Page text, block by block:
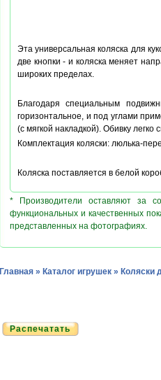
Эта универсальная коляска для
две кнопки - и коляска меняет
широких пределах.
Благодаря специальным
горизонтальное, и под углами
(с мягкой накладкой). Обивку
Комплектация коляски: люлька-
Коляска поставляется в белой
* Производители оставляют за
функциональных и качественных
представленных на фотографиях.
Главная » Каталог игрушек » Коляски
Распечатать